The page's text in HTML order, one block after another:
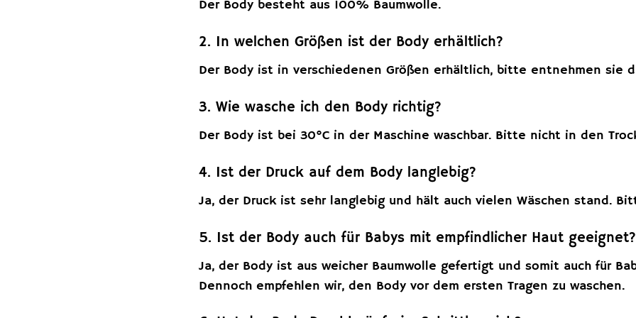
Der Body besteht aus 100% Baumwolle.
2. In welchen Größen ist der Body erhältlich?
Der Body ist in verschiedenen Größen erhältlich, bitte entnehmen sie
3. Wie wasche ich den Body richtig?
Der Body ist bei 30°C in der Maschine waschbar. Bitte nicht in den
4. Ist der Druck auf dem Body langlebig?
Ja, der Druck ist sehr langlebig und hält auch vielen Wäschen stand.
5. Ist der Body auch für Babys mit empfindlicher Haut geeignet?
Ja, der Body ist aus weicher Baumwolle gefertigt und somit auch für
Dennoch empfehlen wir, den Body vor dem ersten Tragen zu waschen.